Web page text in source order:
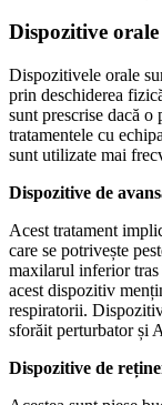
Dispozitive
Dispozitivele orale
prin deschiderea
sunt prescrise dacă o
tratamentele cu
sunt utilizate mai
Dispozitive de
Acest tratament
care se potrivește
maxilarul inferior
acest dispozitiv
respiratorii.
sforăit perturbator și
Dispozitive de